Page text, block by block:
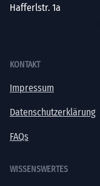
Hafferlstr. 1a
KONTAKT
Impressum
Datenschutzerklärung
FAQs
WISSENSWERTES